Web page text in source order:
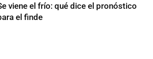
viene el frío: qué dice el pronóstico
el finde